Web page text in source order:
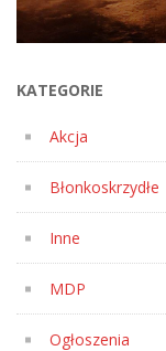
KATEGORIE
Akcja
Błonkoskrzydłe
Inne
MDP
Ogłoszenia